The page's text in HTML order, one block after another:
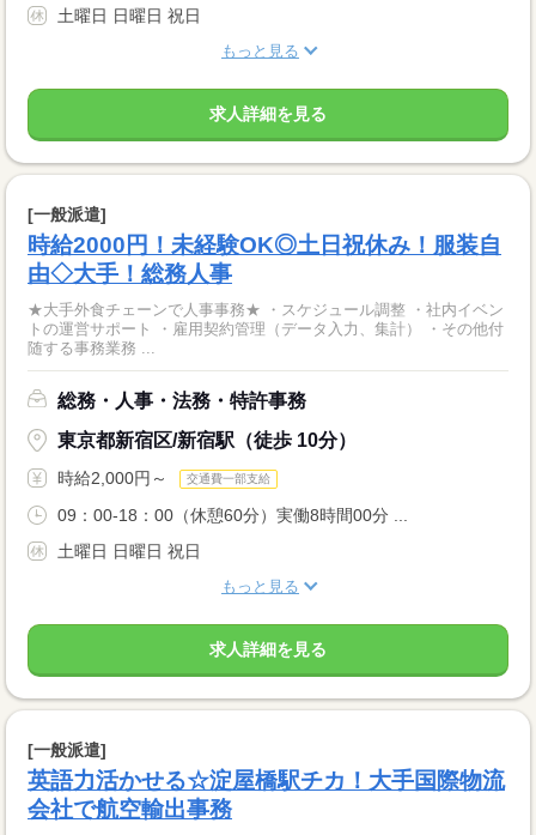
土曜日 日曜日 祝日
もっと見る
求人詳細を見る
[一般派遣]
時給2000円！未経験OK◎土日祝休み！服装自
由◇大手！総務人事
★大手外食チェーンで人事事務★ ・スケジュール調整 ・社内イベン
トの運営サポート ・雇用契約管理（データ入力、集計） ・その他付
随する事務業務 ...
総務・人事・法務・特許事務
東京都新宿区/新宿駅（徒歩 10分）
時給2,000円～ 交通費一部支給
09：00-18：00（休憩60分）実働8時間00分 ...
土曜日 日曜日 祝日
もっと見る
求人詳細を見る
[一般派遣]
英語力活かせる☆淀屋橋駅チカ！大手国際物流
会社で航空輸出事務